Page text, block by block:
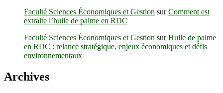
Faculté Sciences Économiques et Gestion surComment est
extraite l’huile de palme en RDC
Faculté Sciences Économiques et Gestion surHuile de palme
en RDC : relance stratégique, enjeux économiques et défis
environnementaux
Archives